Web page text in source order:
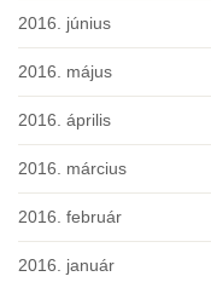
2016. június
2016. május
2016. április
2016. március
2016. február
2016. január